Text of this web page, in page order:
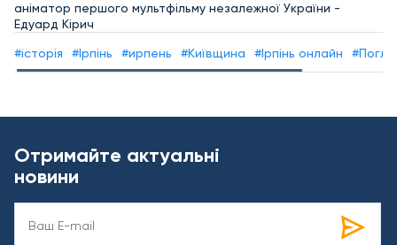
аніматор першого мультфільму незалежної України -
Едуард Кірич
#історія #Ірпінь #ирпень #Київщина #Ірпінь онлайн
Отримайте актуальні
новини